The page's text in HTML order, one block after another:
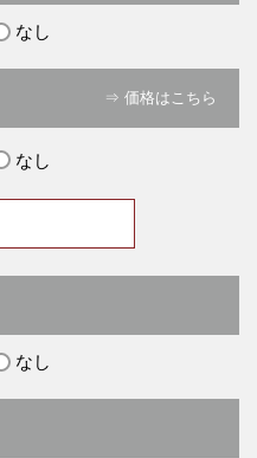
なし
⇒ 価格はこちら
なし
なし